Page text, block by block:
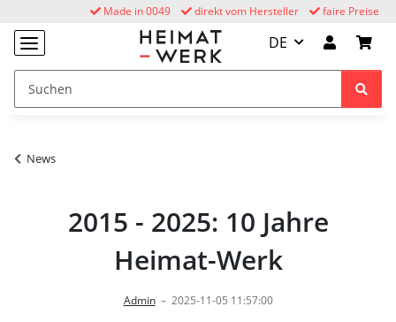
faire Preise
direkt vom Hersteller
Made in 0049
DE
News
2015 - 2025: 10 Jahre
Heimat-Werk
Admin– 2025-11-05 11:57:00